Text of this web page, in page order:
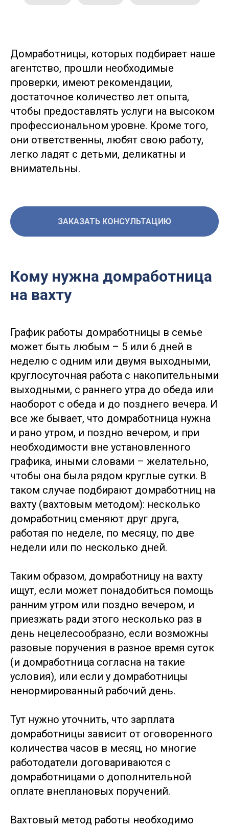
Домработницы, которых подбирает наше
агентство, прошли необходимые
проверки, имеют рекомендации,
достаточное количество лет опыта,
чтобы предоставлять услуги на высоком
профессиональном уровне. Кроме того,
они ответственны, любят свою работу,
легко ладят с детьми, деликатны и
внимательны.
ЗАКАЗАТЬ КОНСУЛЬТАЦИЮ
Кому нужна домработница
на вахту
График работы домработницы в семье
может быть любым – 5 или 6 дней в
неделю с одним или двумя выходными,
круглосуточная работа с накопительными
выходными, с раннего утра до обеда или
наоборот с обеда и до позднего вечера. И
все же бывает, что домработница нужна
и рано утром, и поздно вечером, и при
необходимости вне установленного
графика, иными словами – желательно,
чтобы она была рядом круглые сутки. В
таком случае подбирают домработниц на
вахту (вахтовым методом): несколько
домработниц сменяют друг друга,
работая по неделе, по месяцу, по две
недели или по несколько дней.
Таким образом, домработницу на вахту
ищут, если может понадобиться помощь
ранним утром или поздно вечером, и
приезжать ради этого несколько раз в
день нецелесообразно, если возможны
разовые поручения в разное время суток
(и домработница согласна на такие
условия), или если у домработницы
ненормированный рабочий день.
Тут нужно уточнить, что зарплата
домработницы зависит от оговоренного
количества часов в месяц, но многие
работодатели договариваются с
домработницами о дополнительной
оплате внеплановых поручений.
Вахтовый метод работы необходимо